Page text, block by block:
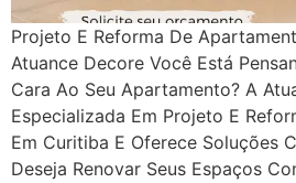
Projeto E Reforma De
Atuance Decore Você Está
Cara Ao Seu Apartamento? A
Especializada Em Projeto E
Em Curitiba E Oferece Soluções
Deseja Renovar Seus Espaços